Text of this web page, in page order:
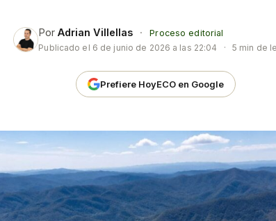
PorAdrian Villellas ·
Proceso editorial
Publicado el 6 de junio de 2026 a las 22:04 · 5 min de
Prefiere HoyECO en Google